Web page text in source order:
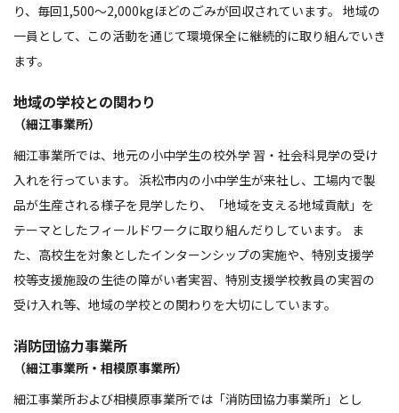
り、毎回1,500～2,000kgほどのごみが回収されています。 地域の
一員として、この活動を通じて環境保全に継続的に取り組んでいき
ます。
地域の学校との関わり
（細江事業所）
細江事業所では、地元の小中学生の校外学 習・社会科見学の受け
入れを行っています。 浜松市内の小中学生が来社し、工場内で製
品が生産される様子を見学したり、「地域を支える地域貢献」を
テーマとしたフィールドワークに取り組んだりしています。 ま
た、高校生を対象としたインターンシップの実施や、特別支援学
校等支援施設の生徒の障がい者実習、特別支援学校教員の実習の
受け入れ等、地域の学校との関わりを大切にしています。
消防団協力事業所
（細江事業所・相模原事業所）
細江事業所および相模原事業所では「消防団協力事業所」とし